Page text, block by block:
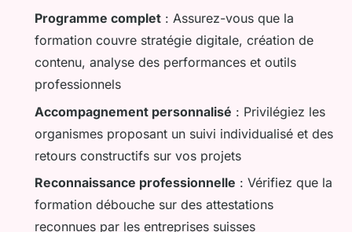
Programme complet : Assurez-vous que la
formation couvre stratégie digitale, création de
contenu, analyse des performances et outils
professionnels
Accompagnement personnalisé : Privilégiez les
organismes proposant un suivi individualisé et des
retours constructifs sur vos projets
Reconnaissance professionnelle : Vérifiez que la
formation débouche sur des attestations
reconnues par les entreprises suisses